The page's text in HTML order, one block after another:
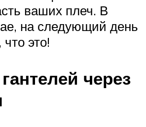
ваших плеч. В
на следующий день
это!
через